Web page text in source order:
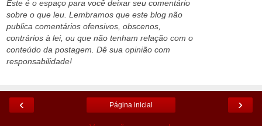
Este é o espaço para você deixar seu comentário
sobre o que leu. Lembramos que este blog não
publica comentários ofensivos, obscenos,
contrários à lei, ou que não tenham relação com o
conteúdo da postagem. Dê sua opinião com
responsabilidade!
‹ ›
Página inicial